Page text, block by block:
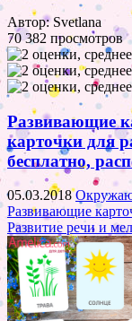
Автор: Svetlana
70 382 просмотров
Развивающие
карточки для
бесплатно,
05.03.2018
Развивающие
Развитие речи и